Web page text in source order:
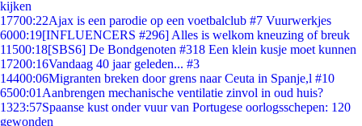
kijken
17700:22Ajax is een parodie op een voetbalclub #7 Vuurwerkjes
6000:19[INFLUENCERS #296] Alles is welkom kneuzing of breuk
11500:18[SBS6] De Bondgenoten #318 Een klein kusje moet kunnen
17200:16Vandaag 40 jaar geleden... #3
14400:06Migranten breken door grens naar Ceuta in Spanje,l #10
6500:01 Aanbrengen mechanische ventilatie zinvol in oud huis?
1323:57Spaanse kust onder vuur van Portugese oorlogsschepen: 120
gewonden